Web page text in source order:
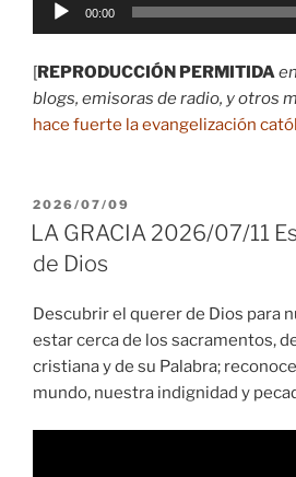
00:00
[REPRODUCCIÓN PERMITIDA
blogs, emisoras de radio, y otros
hace fuerte la evangelización
PUBLICADO
EL
2026/07/09
LA GRACIA 2026/07/11
de Dios
Descubrir el querer de Dios para
estar cerca de los sacramentos,
cristiana y de su Palabra;
mundo, nuestra indignidad y